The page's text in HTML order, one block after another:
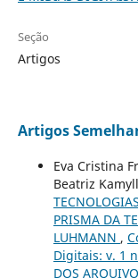
Seção
Artigos
Artigos
Eva Cristina
Beatriz
PRISMA DA
LUHMANN ,
Digitais: v. 1
DOS